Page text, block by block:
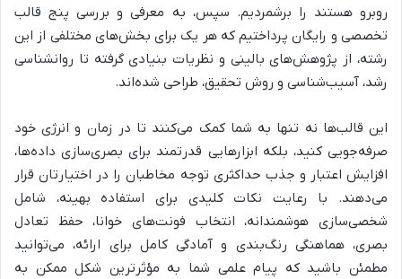
روبرو هستند را برشمردیم. سپس، به معرفی و بررسی پنج قالب
تخصصی و رایگان پرداختیم که هر یک برای بخش‌های مختلفی از این
رشته، از پژوهش‌های بالینی و نظریات بنیادی گرفته تا روانشناسی
رشد، آسیب‌شناسی و روش تحقیق، طراحی شده‌اند.
این قالب‌ها نه تنها به شما کمک می‌کنند تا در زمان و انرژی خود
صرفه‌جویی کنید، بلکه ابزارهایی قدرتمند برای بصری‌سازی داده‌ها،
افزایش اعتبار و جذب حداکثری توجه مخاطبان را در اختیارتان قرار
می‌دهند. با رعایت نکات کلیدی برای استفاده بهینه، شامل
شخصی‌سازی هوشمندانه، انتخاب فونت‌های خوانا، حفظ تعادل
بصری، هماهنگی رنگ‌بندی و آمادگی کامل برای ارائه، می‌توانید
مطمئن باشید که پیام علمی شما به مؤثرترین شکل ممکن به